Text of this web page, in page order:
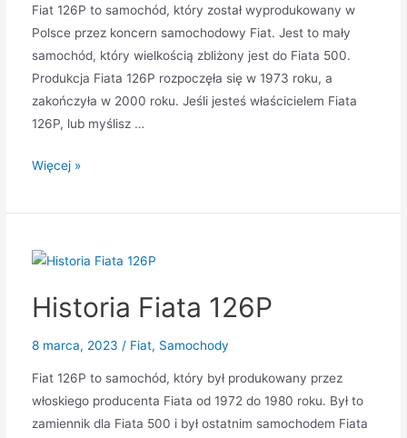
Fiat 126P to samochód, który został wyprodukowany w
Polsce przez koncern samochodowy Fiat. Jest to mały
samochód, który wielkością zbliżony jest do Fiata 500.
Produkcja Fiata 126P rozpoczęła się w 1973 roku, a
zakończyła w 2000 roku. Jeśli jesteś właścicielem Fiata
126P, lub myślisz …
Jak
Fiata
Więcej »
Historia Fiata 126P
8 marca, 2023 / Fiat, Samochody
Fiat 126P to samochód, który był produkowany przez
włoskiego producenta Fiata od 1972 do 1980 roku. Był to
zamiennik dla Fiata 500 i był ostatnim samochodem Fiata